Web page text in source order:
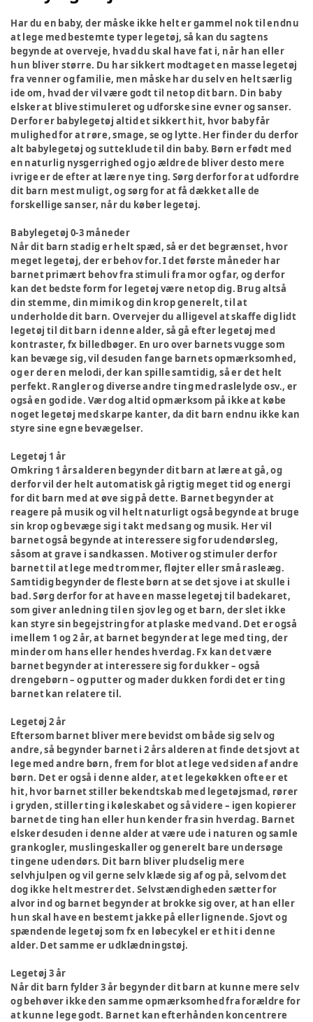
Har du en baby, der måske ikke helt er gammel nok til endnu
at lege med bestemte typer legetøj, så kan du sagtens
begynde at overveje, hvad du skal have fat i, når han eller
hun bliver større. Du har sikkert modtaget en masse legetøj
fra venner og familie, men måske har du selv en helt særlig
ide om, hvad der vil være godt til netop dit barn. Din baby
elsker at blive stimuleret og udforske sine evner og sanser.
Derfor er babylegetøj altid et sikkert hit, hvor baby får
mulighed for at røre, smage, se og lytte. Her finder du derfor
alt babylegetøj og sutteklude til din baby. Børn er født med
en naturlig nysgerrighed og jo ældre de bliver desto mere
ivrige er de efter at lære nye ting. Sørg derfor for at udfordre
dit barn mest muligt, og sørg for at få dækket alle de
forskellige sanser, når du køber legetøj.
Babylegetøj 0-3 måneder
Når dit barn stadig er helt spæd, så er det begrænset, hvor
meget legetøj, der er behov for. I det første måneder har
barnet primært behov fra stimuli fra mor og far, og derfor
kan det bedste form for legetøj være netop dig. Brug altså
din stemme, din mimik og din krop generelt, til at
underholde dit barn. Overvejer du alligevel at skaffe dig lidt
legetøj til dit barn i denne alder, så gå efter legetøj med
kontraster, fx billedbøger. En uro over barnets vugge som
kan bevæge sig, vil desuden fange barnets opmærksomhed,
og er der en melodi, der kan spille samtidig, så er det helt
perfekt. Rangler og diverse andre ting med raslelyde osv., er
også en god ide. Vær dog altid opmærksom på ikke at købe
noget legetøj med skarpe kanter, da dit barn endnu ikke kan
styre sine egne bevægelser.
Legetøj 1 år
Omkring 1 års alderen begynder dit barn at lære at gå, og
derfor vil der helt automatisk gå rigtig meget tid og energi
for dit barn med at øve sig på dette. Barnet begynder at
reagere på musik og vil helt naturligt også begynde at bruge
sin krop og bevæge sig i takt med sang og musik. Her vil
barnet også begynde at interessere sig for udendørsleg,
såsom at grave i sandkassen. Motiver og stimuler derfor
barnet til at lege med trommer, fløjter eller små rasleæg.
Samtidig begynder de fleste børn at se det sjove i at skulle i
bad. Sørg derfor for at have en masse legetøj til badekaret,
som giver anledning til en sjov leg og et barn, der slet ikke
kan styre sin begejstring for at plaske med vand. Det er også
imellem 1 og 2 år, at barnet begynder at lege med ting, der
minder om hans eller hendes hverdag. Fx kan det være
barnet begynder at interessere sig for dukker – også
drengebørn – og putter og mader dukken fordi det er ting
barnet kan relatere til.
Legetøj 2 år
Eftersom barnet bliver mere bevidst om både sig selv og
andre, så begynder barnet i 2 års alderen at finde det sjovt at
lege med andre børn, frem for blot at lege ved siden af andre
børn. Det er også i denne alder, at et legekøkken ofte er et
hit, hvor barnet stiller bekendtskab med legetøjsmad, rører
i gryden, stiller ting i køleskabet og så videre – igen kopierer
barnet de ting han eller hun kender fra sin hverdag. Barnet
elsker desuden i denne alder at være ude i naturen og samle
grankogler, muslingeskaller og generelt bare undersøge
tingene udendørs. Dit barn bliver pludselig mere
selvhjulpen og vil gerne selv klæde sig af og på, selvom det
dog ikke helt mestrer det. Selvstændigheden sætter for
alvor ind og barnet begynder at brokke sig over, at han eller
hun skal have en bestemt jakke på eller lignende. Sjovt og
spændende legetøj som fx en løbecykel er et hit i denne
alder. Det samme er udklædningstøj.
Legetøj 3 år
Når dit barn fylder 3 år begynder dit barn at kunne mere selv
og behøver ikke den samme opmærksomhed fra forældre for
at kunne lege godt. Barnet kan efterhånden koncentrere